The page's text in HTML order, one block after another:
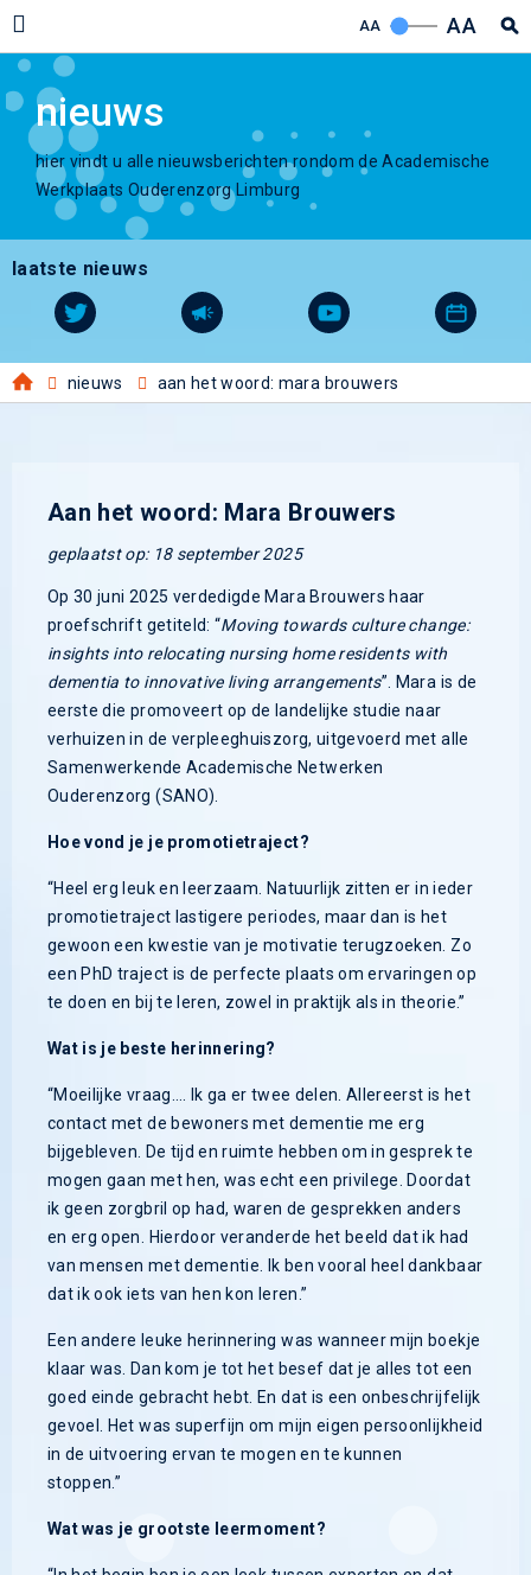
AA AA
nieuws
hier vindt u alle nieuwsberichten rondom de Academische
Werkplaats Ouderenzorg Limburg
laatste nieuws
nieuws aan het woord: mara brouwers
Aan het woord: Mara Brouwers
geplaatst op: 18 september 2025
Op 30 juni 2025 verdedigde Mara Brouwers haar
proefschrift getiteld: “Moving towards culture change:
insights into relocating nursing home residents with
dementia to innovative living arrangements”. Mara is de
eerste die promoveert op de landelijke studie naar
verhuizen in de verpleeghuiszorg, uitgevoerd met alle
Samenwerkende Academische Netwerken
Ouderenzorg (SANO).
Hoe vond je je promotietraject?
“Heel erg leuk en leerzaam. Natuurlijk zitten er in ieder
promotietraject lastigere periodes, maar dan is het
gewoon een kwestie van je motivatie terugzoeken. Zo
een PhD traject is de perfecte plaats om ervaringen op
te doen en bij te leren, zowel in praktijk als in theorie.”
Wat is je beste herinnering?
“Moeilijke vraag…. Ik ga er twee delen. Allereerst is het
contact met de bewoners met dementie me erg
bijgebleven. De tijd en ruimte hebben om in gesprek te
mogen gaan met hen, was echt een privilege. Doordat
ik geen zorgbril op had, waren de gesprekken anders
en erg open. Hierdoor veranderde het beeld dat ik had
van mensen met dementie. Ik ben vooral heel dankbaar
dat ik ook iets van hen kon leren.”
Een andere leuke herinnering was wanneer mijn boekje
klaar was. Dan kom je tot het besef dat je alles tot een
goed einde gebracht hebt. En dat is een onbeschrijfelijk
gevoel. Het was superfijn om mijn eigen persoonlijkheid
in de uitvoering ervan te mogen en te kunnen
stoppen.”
Wat was je grootste leermoment?